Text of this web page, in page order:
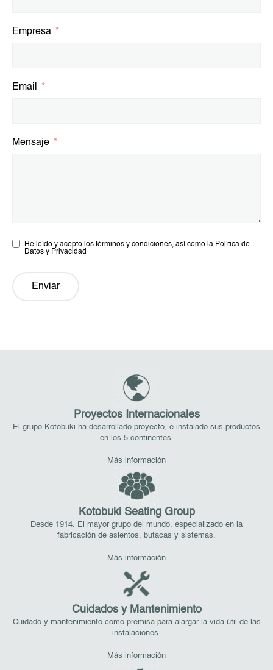
Empresa
Email
Mensaje
He leído y acepto los términos y condiciones, así como la Política de
Datos y Privacidad
Enviar
Proyectos Internacionales
El grupo Kotobuki ha desarrollado proyecto, e instalado sus productos
en los 5 continentes.
Más información
Kotobuki Seating Group
Desde 1914. El mayor grupo del mundo, especializado en la
fabricación de asientos, butacas y sistemas.
Más información
Cuidados y Mantenimiento
Cuidado y mantenimiento como premisa para alargar la vida útil de las
instalaciones.
Más información